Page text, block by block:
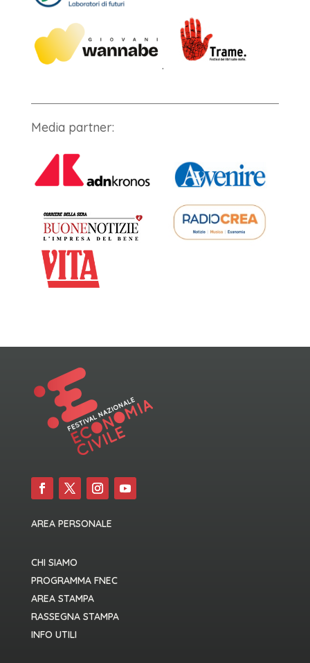
.
Media partner:
AREA PERSONALE
CHI SIAMO
PROGRAMMA FNEC
AREA STAMPA
RASSEGNA STAMPA
INFO UTILI